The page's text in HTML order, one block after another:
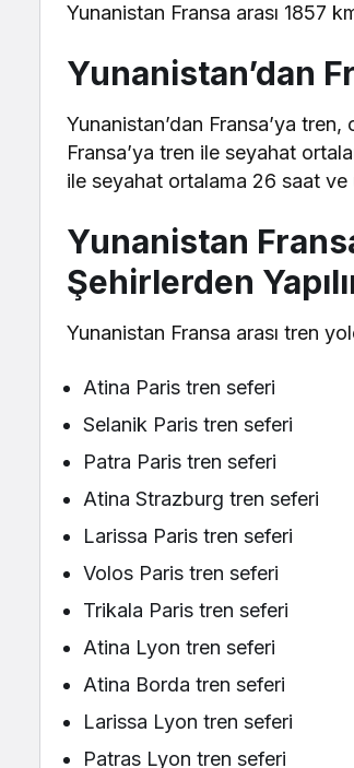
Yunanistan Fransa arası 1857
Yunanistan’dan
Yunanistan’dan Fransa’ya
Fransa’ya tren ile seyahat
ile seyahat ortalama 26 saat
Yunanistan
Şehirlerden
Yunanistan Fransa arası tren
Atina Paris tren seferi
Selanik Paris tren seferi
Patra Paris tren seferi
Atina Strazburg tren seferi
Larissa Paris tren seferi
Volos Paris tren seferi
Trikala Paris tren seferi
Atina Lyon tren seferi
Atina Borda tren seferi
Larissa Lyon tren seferi
Patras Lyon tren seferi